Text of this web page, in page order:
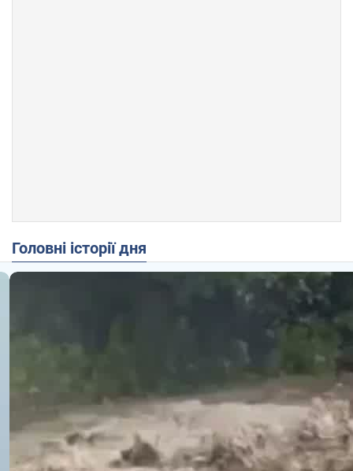
Головні історії дня